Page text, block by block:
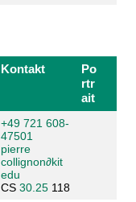
Kontakt
Po
rtr
ait
+49 721 608-
47501
pierre
collignon∂kit
edu
CS 30.25118